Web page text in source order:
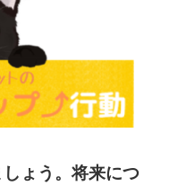
ょう。将来につ